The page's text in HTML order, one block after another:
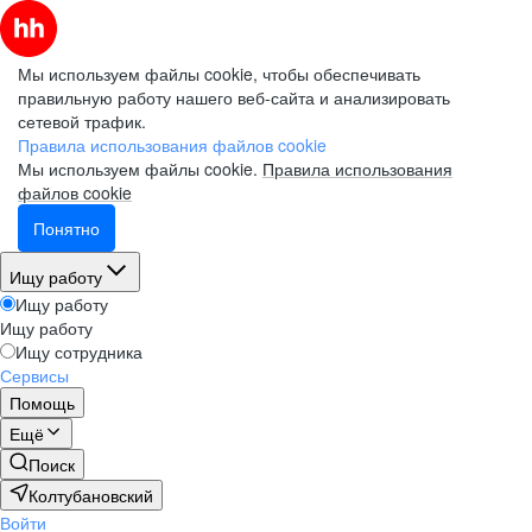
Мы используем файлы cookie, чтобы обеспечивать
правильную работу нашего веб-сайта и анализировать
сетевой трафик.
Правила использования файлов cookie
Мы используем файлы cookie. Правила использования
файлов cookie
Понятно
Ищу работу
Ищу работу
Ищу работу
Ищу сотрудника
Сервисы
Помощь
Ещё
Поиск
Колтубановский
Войти